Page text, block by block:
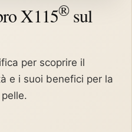
X115®sul
per scoprire il
e i suoi benefici per la